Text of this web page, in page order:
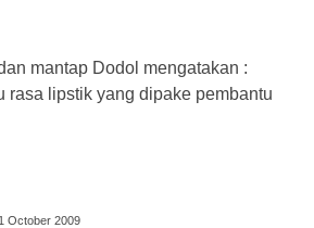
mantap Dodol mengatakan :
rasa lipstik yang dipake pembantu
October 2009